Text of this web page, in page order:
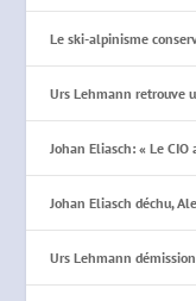
Le ski-alpinisme
Urs Lehmann retrouve
Johan Eliasch: « Le
Johan Eliasch déchu,
Urs Lehmann